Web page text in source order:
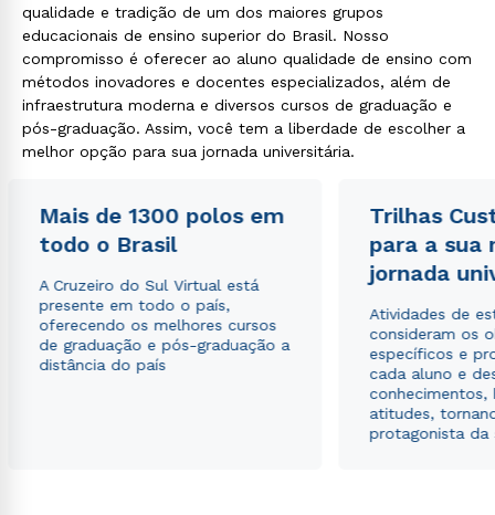
qualidade e tradição de um dos maiores grupos
educacionais de ensino superior do Brasil. Nosso
compromisso é oferecer ao aluno qualidade de ensino com
métodos inovadores e docentes especializados, além de
infraestrutura moderna e diversos cursos de graduação e
pós-graduação. Assim, você tem a liberdade de escolher a
melhor opção para sua jornada universitária.
Mais de 1300 polos em
todo o Brasil
A Cruzeiro do Sul Virtual está
presente em todo o país,
oferecendo os melhores cursos
de graduação e pós-graduação a
distância do país
Trilhas
para a sua
jornada
Atividades de
consideram os
específicos e
cada aluno e
conhecimentos,
atitudes,
protagonista da